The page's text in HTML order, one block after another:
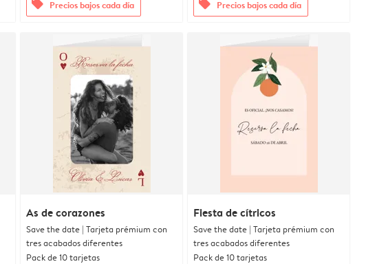
offers Precios bajos cada día offers Precios bajos cada día
As de corazones
Save the date | Tarjeta prémium con
tres acabados diferentes
Pack de 10 tarjetas
Fiesta de cítricos
Save the date | Tarjeta prémium con
tres acabados diferentes
Pack de 10 tarjetas